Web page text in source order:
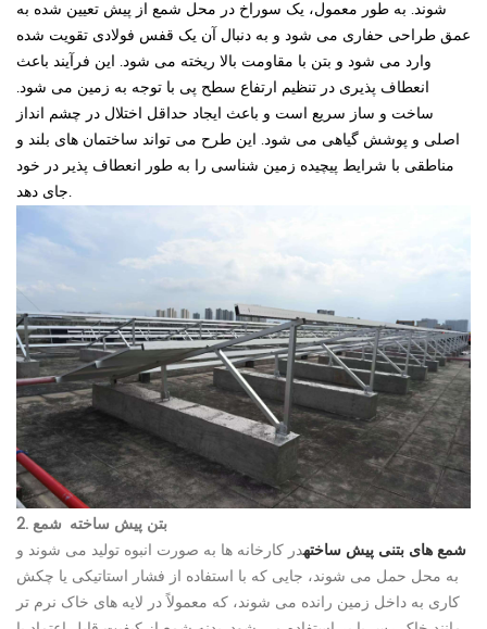
شوند. به طور معمول، یک سوراخ در محل شمع از پیش تعیین شده به
عمق طراحی حفاری می شود و به دنبال آن یک قفس فولادی تقویت شده
وارد می شود و بتن با مقاومت بالا ریخته می شود. این فرآیند باعث
انعطاف پذیری در تنظیم ارتفاع سطح پی با توجه به زمین می شود.
ساخت و ساز سریع است و باعث ایجاد حداقل اختلال در چشم انداز
اصلی و پوشش گیاهی می شود. این طرح می تواند ساختمان های بلند و
مناطقی با شرایط پیچیده زمین شناسی را به طور انعطاف پذیر در خود
جای دهد.
2. بتن پیش ساخته شمع
شمع های بتنی پیش ساختهدر کارخانه ها به صورت انبوه تولید می شوند و
به محل حمل می شوند، جایی که با استفاده از فشار استاتیکی یا چکش
کاری به داخل زمین رانده می شوند، که معمولاً در لایه های خاک نرم تر